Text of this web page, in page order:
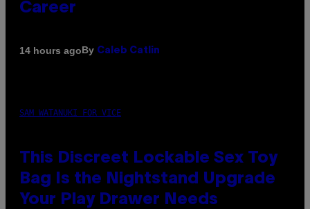
Career
14 hours agoBy Caleb Catlin
SAM WATANUKI FOR VICE
This Discreet Lockable Sex Toy
Bag Is the Nightstand Upgrade
Your Play Drawer Needs